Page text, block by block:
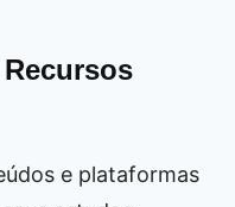
e plataformas